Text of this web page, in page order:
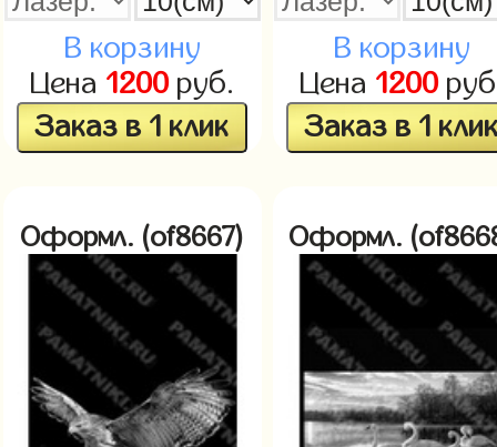
В корзину
Цена 1200руб.
Заказ в 1 клик
В корзину
Цена 1200
Заказ в 1
Оформл. (of8667) Оформл.